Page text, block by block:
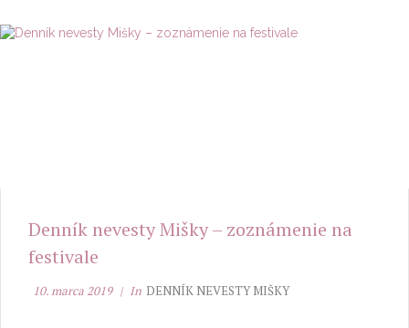
Denník nevesty Mišky – zoznámenie na
festivale
10. marca 2019 In DENNÍK NEVESTY MIŠKY